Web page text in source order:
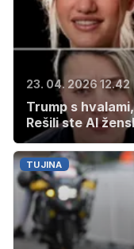
23. 04. 2026 12.42
Trump s
Rešili ste AI
TUJINA